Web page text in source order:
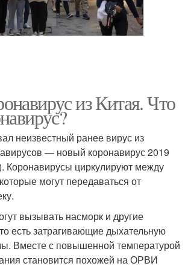
из Китая. Что
неизвестный ранее вирус из
— новый коронавирус 2019
Коронавирусы циркулируют между
могут передаваться от
вызывать насморк и другие
есть затрагивающие дыхательную
Вместе с повышенной температурой
становится похожей на ОРВИ